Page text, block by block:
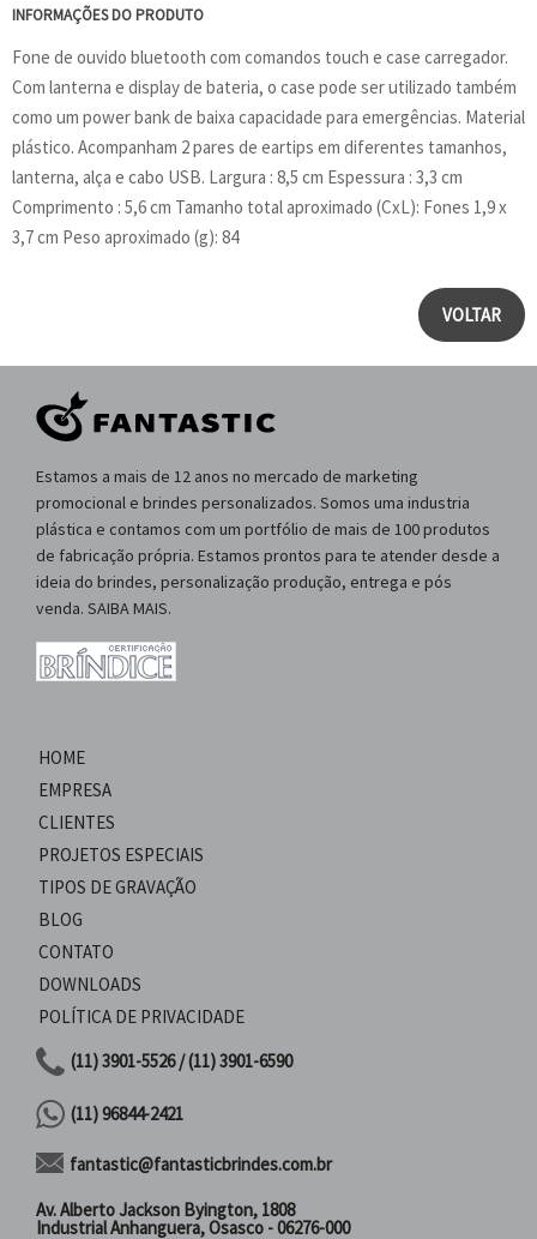
INFORMAÇÕES DO PRODUTO
Fone de ouvido bluetooth com comandos touch e case carregador.
Com lanterna e display de bateria, o case pode ser utilizado também
como um power bank de baixa capacidade para emergências. Material
plástico. Acompanham 2 pares de eartips em diferentes tamanhos,
lanterna, alça e cabo USB. Largura : 8,5 cm Espessura : 3,3 cm
Comprimento : 5,6 cm Tamanho total aproximado (CxL): Fones 1,9 x
3,7 cm Peso aproximado (g): 84
VOLTAR
Estamos a mais de 12 anos no mercado de marketing
promocional e brindes personalizados. Somos uma industria
plástica e contamos com um portfólio de mais de 100 produtos
de fabricação própria. Estamos prontos para te atender desde a
ideia do brindes, personalização produção, entrega e pós
venda. SAIBA MAIS.
HOME
EMPRESA
CLIENTES
PROJETOS ESPECIAIS
TIPOS DE GRAVAÇÃO
BLOG
CONTATO
DOWNLOADS
POLÍTICA DE PRIVACIDADE
(11) 3901-5526 / (11) 3901-6590
(11) 96844-2421
fantastic@fantasticbrindes.com.br
Av. Alberto Jackson Byington, 1808
Industrial Anhanguera, Osasco - 06276-000